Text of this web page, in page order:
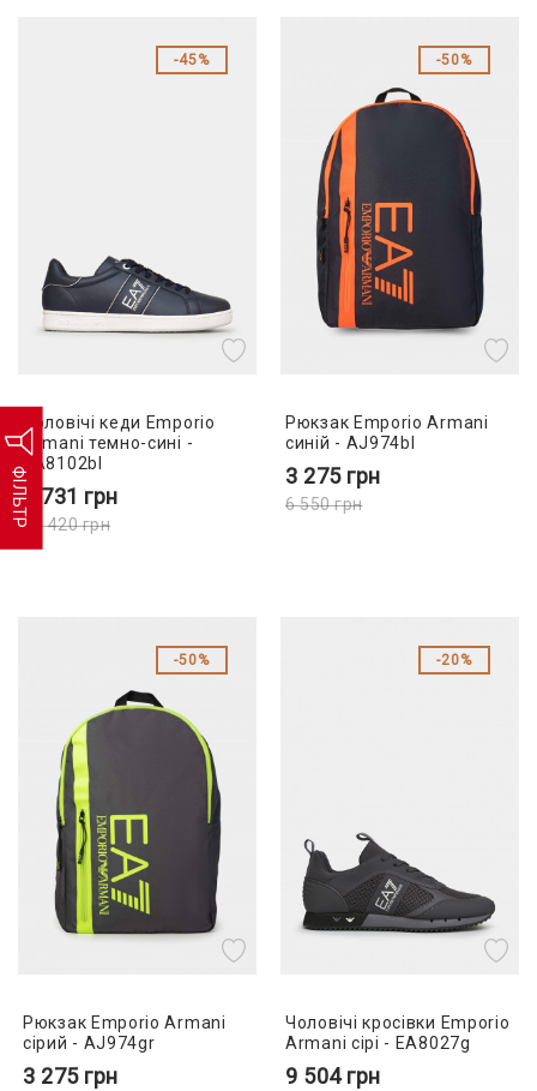
ФІЛЬТР
45%
Чоловічі кеди Emporio
Armani темно-сині -
EA8102bl
5 731 грн
10 420грн
50%
Рюкзак Emporio Armani
синій - AJ974bl
3 275 грн
6 550грн
50%
Рюкзак Emporio Armani
сірий - AJ974gr
3 275 грн
20%
Чоловічі кросівки Emporio
Armani сірі - EA8027g
9 504грн